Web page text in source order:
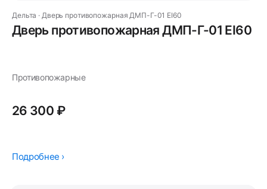
Дельта · Дверь противопожарная ДМП-Г-01 EI60
Дверь противопожарная ДМП-Г-01 EI60
Противопожарные
26 300 ₽
Подробнее ›